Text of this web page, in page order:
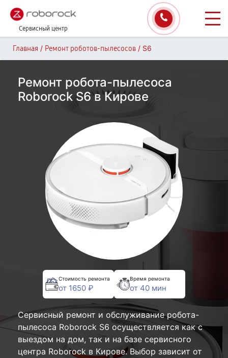
Сервисный центр
Главная / Ремонт роботов-пылесосов / S6
Ремонт робота-пылесоса
Roborock S6 в Кирове
Стоимость ремонта
от 1650 ₽
Время ремонта
от 40 мин
Сервисный ремонт и обслуживание робота-
пылесоса Roborock S6 осуществляется как с
выездом на дом, так и на базе сервисного
центра Roborock в Кирове. Выбор зависит от